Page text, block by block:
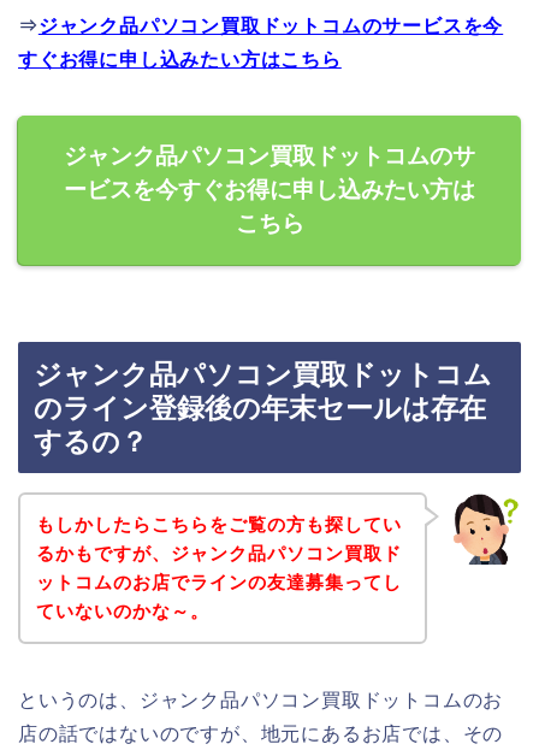
⇒ジャンク品パソコン買取ドットコムのサービスを今
すぐお得に申し込みたい方はこちら
ジャンク品パソコン買取ドットコムのサ
ービスを今すぐお得に申し込みたい方は
こちら
ジャンク品パソコン買取ドットコム
のライン登録後の年末セールは存在
するの？
もしかしたらこちらをご覧の方も探してい
るかもですが、ジャンク品パソコン買取ド
ットコムのお店でラインの友達募集ってし
ていないのかな～。
というのは、ジャンク品パソコン買取ドットコムのお
店の話ではないのですが、地元にあるお店では、その